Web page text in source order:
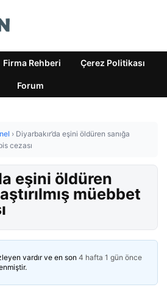
Firma Rehberi Çerez Politikası
Forum
› Diyarbakır’da eşini öldüren sanığa
cezası
eşini öldüren
müebbet
vardır ve en son 4 hafta 1 gün önce